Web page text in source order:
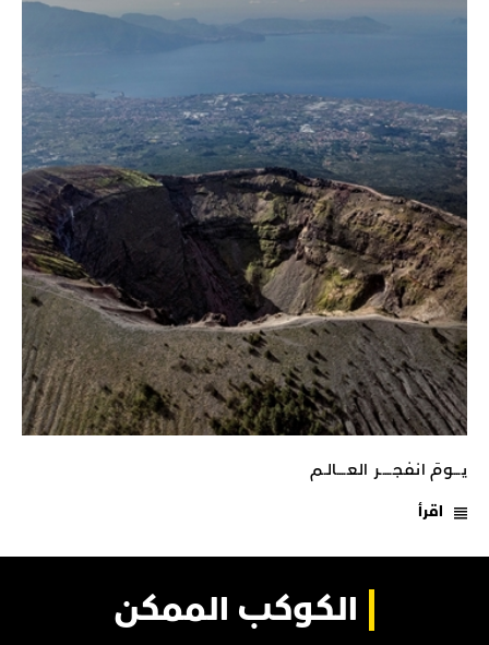
يـــومَ انفجـــــر العــــالـم
اقرأ
الكوكب الممكن